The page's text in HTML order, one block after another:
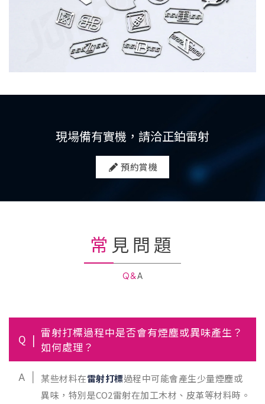
現場備有實機，請洽正鉑雷射
預約賞機
常見問題
Q&A
Q
雷射打標過程中是否會有煙塵或異味產生？
如何處理？
A 某些材料在雷射打標過程中可能會產生少量煙塵或
異味，特別是CO2雷射在加工木材、皮革等材料時。